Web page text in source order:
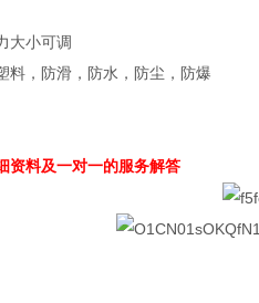
大小可调
料，防滑，防水，防尘，防爆
资料及一对一的服务解答